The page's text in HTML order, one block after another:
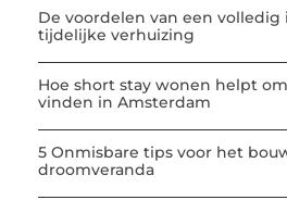
De voordelen van een
tijdelijke verhuizing
Hoe short stay wonen helpt
vinden in Amsterdam
5 Onmisbare tips voor het
droomveranda